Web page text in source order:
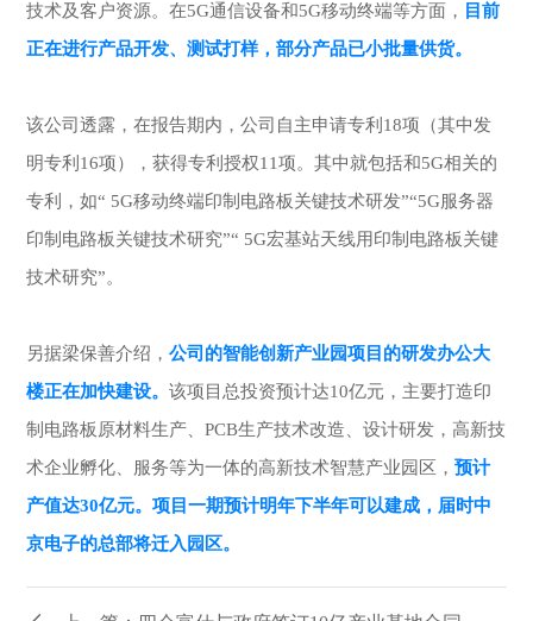
技术及客户资源。在5G通信设备和5G移动终端等方面， 目前
正在进行产品开发、测试打样，部分产品已小批量供货。
该公司透露，在报告期内，公司自主申请专利18项（其中发
明专利16项），获得专利授权11项。其中就包括和5G相关的
专利，如“ 5G移动终端印制电路板关键技术研发”“5G服务器
印制电路板关键技术研究”“ 5G宏基站天线用印制电路板关键
技术研究”。
另据梁保善介绍，公司的智能创新产业园项目的研发办公大
楼正在加快建设。该项目总投资预计达10亿元，主要打造印
制电路板原材料生产、PCB生产技术改造、设计研发，高新技
术企业孵化、服务等为一体的高新技术智慧产业园区，预计
产值达30亿元。项目一期预计明年下半年可以建成，届时中
京电子的总部将迁入园区。